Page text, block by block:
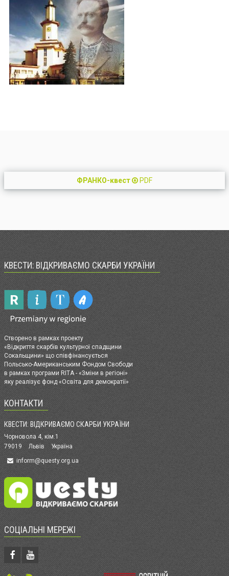
ФРАНКО-квест PDF
КВЕСТИ: ВІДКРИВАЄМО СКАРБИ УКРАЇНИ
Створено в рамках проекту
«Відкриття скарбів культурної спадщини
Сокальщини» що співфінансується
Польсько-Американським Фондом Свободи
в рамках програми RITA - «Зміни в регіоні»
яку реалізує фонд «Освіта для демократії»
КОНТАКТИ
КВЕСТИ: ВІДКРИВАЄМО СКАРБИ УКРАЇНИ
Чорновола 4, кім.1
79019
Львів Україна
inform@questy.org.ua
СОЦІАЛЬНІ МЕРЕЖІ